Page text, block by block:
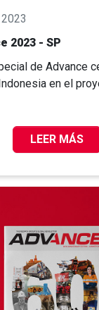
2023 - SP
de Advance
en el
LEER MÁS
WINTER